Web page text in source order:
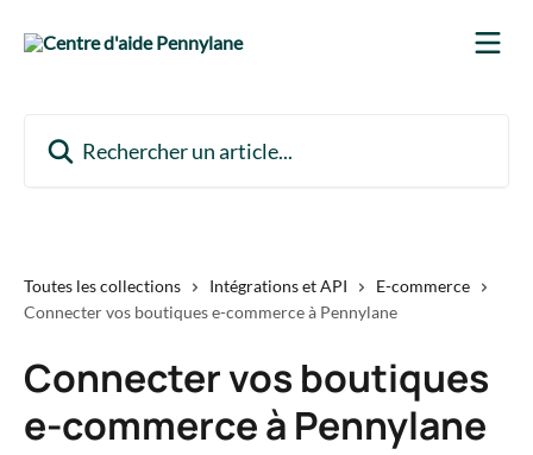
Toutes les collections Intégrations et API
E-commerce
Connecter vos boutiques e-commerce à Pennylane
Connecter vos boutiques
e-commerce à Pennylane